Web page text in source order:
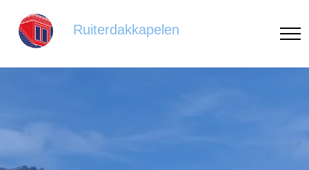
Ruiterdakkapelen